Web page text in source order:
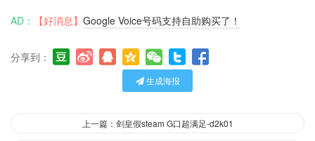
AD： 【好消息】 Google Voice号码支持自助购买了！
分享到：
生成海报
上一篇：剑皇假steam G口超满足-d2k01